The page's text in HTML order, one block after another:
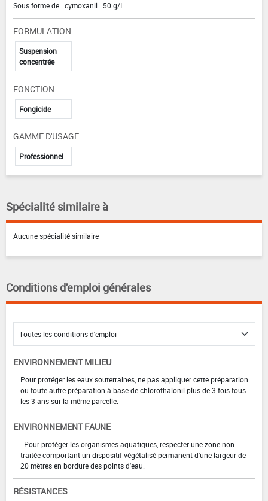
Sous forme de : cymoxanil : 50 g/L
FORMULATION
Suspension
concentrée
FONCTION
Fongicide
GAMME D'USAGE
Professionnel
Spécialité similaire à
Aucune spécialité similaire
Conditions d'emploi générales
ENVIRONNEMENT MILIEU
Pour protéger les eaux souterraines, ne pas appliquer cette préparation
ou toute autre préparation à base de chlorothalonil plus de 3 fois tous
les 3 ans sur la même parcelle.
ENVIRONNEMENT FAUNE
- Pour protéger les organismes aquatiques, respecter une zone non
traitée comportant un dispositif végétalisé permanent d'une largeur de
20 mètres en bordure des points d'eau.
RÉSISTANCES